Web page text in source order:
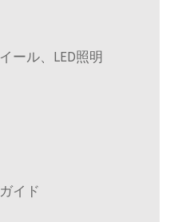
ール、LED照明
イド